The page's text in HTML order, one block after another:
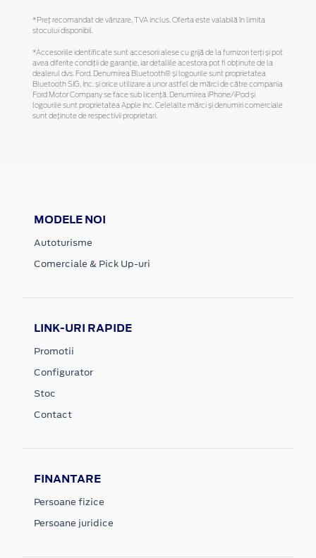
*Preţ recomandat de vânzare, TVA inclus. Oferta este valabilă în limita
stocului disponibil.
*Accesoriile identificate sunt accesorii alese cu grijă de la furnizori terți și pot
avea diferite condiții de garanție, iar detaliile acestora pot fi obținute de la
dealerul dvs. Ford. Denumirea Bluetooth® și logourile sunt proprietatea
Bluetooth SIG, Inc. și orice utilizare a unor astfel de mărci de către compania
Ford Motor Company se face sub licență. Denumirea iPhone/iPod și
logourile sunt proprietatea Apple Inc. Celelalte mărci și denumiri comerciale
sunt deținute de respectivii proprietari.
MODELE NOI
Autoturisme
Comerciale & Pick Up-uri
LINK-URI RAPIDE
Promotii
Configurator
Stoc
Contact
FINANTARE
Persoane fizice
Persoane juridice